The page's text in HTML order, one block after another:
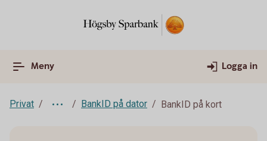
Meny Logga in
Privat BankID på dator BankID på kort